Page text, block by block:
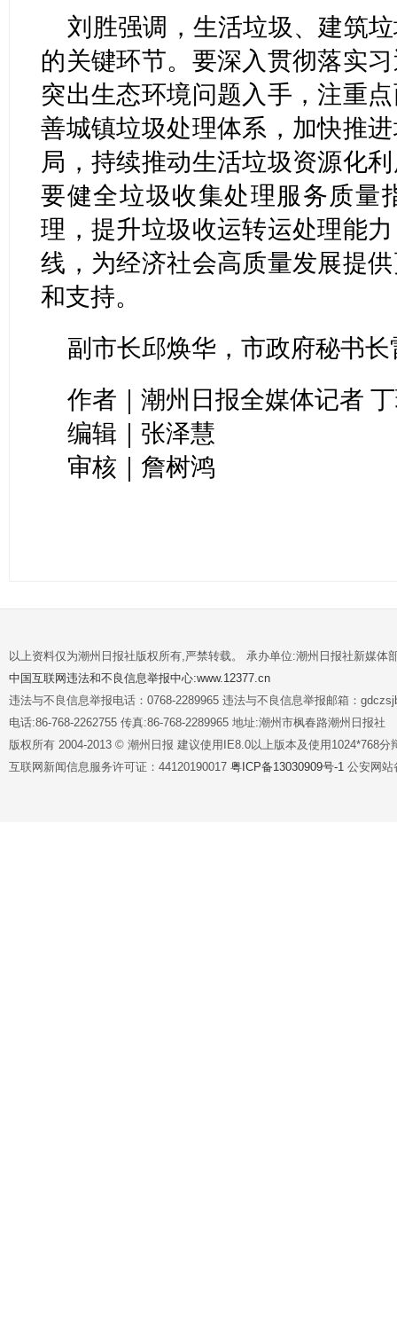
刘胜强调，生活垃圾、建筑
的关键环节。要深入贯彻落实
突出生态环境问题入手，注重
善城镇垃圾处理体系，加快推
局，持续推动生活垃圾资源化
要健全垃圾收集处理服务质量
理，提升垃圾收运转运处理能
线，为经济社会高质量发展提
和支持。
副市长邱焕华，市政府秘书
作者｜潮州日报全媒体记者
编辑｜张泽慧
审核｜詹树鸿
以上资料仅为潮州日报社版权所有,严禁转载。 承办单位:潮州日报社新媒体
中国互联网违法和不良信息举报中心:www.12377.cn
违法与不良信息举报电话：0768-2289965 违法与不良信息举报邮箱：
电话:86-768-2262755 传真:86-768-2289965 地址:潮州市枫春路潮州日报社
版权所有 2004-2013 © 潮州日报 建议使用IE8.0以上版本及使用1024*768分
互联网新闻信息服务许可证：44120190017 粤ICP备13030909号-1 公安网站